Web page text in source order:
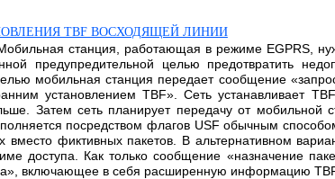
TBF ВОСХОДЯЩЕЙ ЛИНИИ
Мобильная станция, работающая в режиме EGPRS,
предупредительной целью предотвратить
мобильная станция передает сообщение
установлением TBF». Сеть устанавливает
Затем сеть планирует передачу от мобильной
посредством флагов USF обычным
фиктивных пакетов. В альтернативном
доступа. Как только сообщение «назначение
включающее в себя расширенную информацию